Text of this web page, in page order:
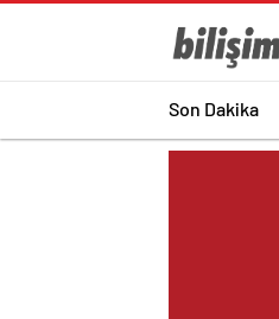
Son Dakika